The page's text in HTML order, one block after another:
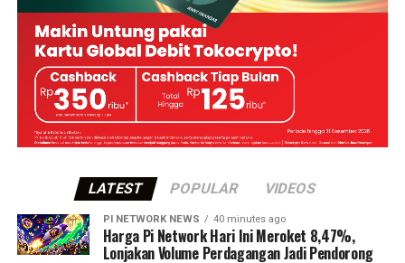
LATEST POPULAR VIDEOS
PI NETWORK NEWS 40 minutes ago
Harga Pi Network Hari Ini Meroket 8,47%,
Lonjakan Volume Perdagangan Jadi Pendorong